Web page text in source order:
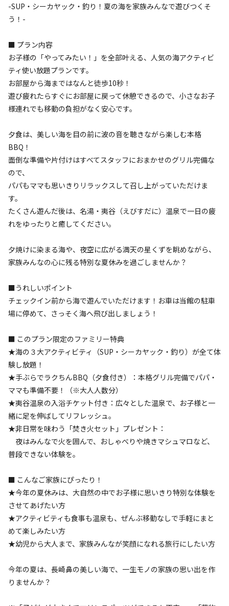
-SUP・シーカヤック・釣り！夏の海を家族みんなで遊びつくそ
う！-
■ プラン内容
お子様の「やってみたい！」を全部叶える、人気の海アクティビ
ティ使い放題プランです。
お部屋から海まではなんと徒歩10秒！
遊び疲れたらすぐにお部屋に戻って休憩できるので、小さなお子
様連れでも移動の負担がなく安心です。
夕食は、美しい海を目の前に波の音を聴きながら楽しむ本格
BBQ！
面倒な準備や片付けはすべてスタッフにおまかせのグリル完備な
ので、
パパもママも思いきりリラックスして召し上がっていただけま
す。
たくさん遊んだ後は、名湯・夷谷（えびすだに）温泉で一日の疲
れをゆったりと癒してください。
夕焼けに染まる海や、夜空に広がる満天の星くずを眺めながら、
家族みんなの心に残る特別な夏休みを過ごしませんか？
■うれしいポイント
チェックイン前から海で遊んでいただけます！お車は当館の駐車
場に停めて、さっそく海へ飛び出しましょう！
■ このプラン限定のファミリー特典
★海の３大アクティビティ（SUP・シーカヤック・釣り）が全て体
験し放題！
★手ぶらでラクちんBBQ（夕食付き）：本格グリル完備でパパ・
ママも準備不要！（※大人人数分）
★夷谷温泉の入浴チケット付き：広々とした温泉で、お子様と一
緒に足を伸ばしてリフレッシュ。
★非日常を味わう「焚き火セット」プレゼント：
夜はみんなで火を囲んで、おしゃべりや焼きマシュマロなど、
普段できない体験を。
■ こんなご家族にぴったり！
★今年の夏休みは、大自然の中でお子様に思いきり特別な体験を
させてあげたい方
★アクティビティも食事も温泉も、ぜんぶ移動なしで手軽にまと
めて楽しみたい方
★幼児から大人まで、家族みんなが笑顔になれる旅行にしたい方
今年の夏は、長崎鼻の美しい海で、一生モノの家族の思い出を作
りませんか？
利用タイプ
宿泊 日帰り
チェックイン チェックアウト
利用人数
検索対象
キャンプサイト（1 件）
電源付きオートキャンプサイト
AC電
源
車両乗り
入れ
たき
火 花火 喫煙
ペット同
伴
リードフ
リー
地面: 砂 定員: 6名 面積: 60m²
料金目安： 6,050 円/泊
※利用日、人数によって変動する場合があります。
宿泊施設（8件）